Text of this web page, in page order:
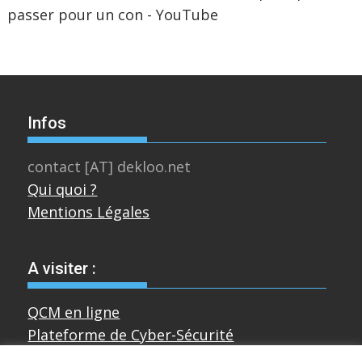
passer pour un con - YouTube
Infos
contact [AT] dekloo.net
Qui quoi ?
Mentions Légales
A visiter :
QCM en ligne
Plateforme de Cyber-Sécurité